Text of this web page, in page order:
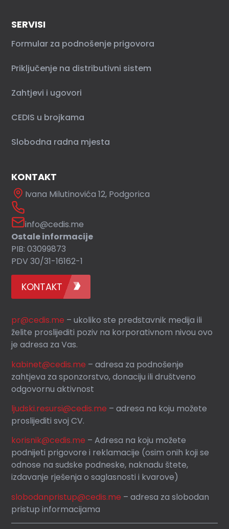
SERVISI
Formular za podnošenje prigovora
Priključenje na distributivni sistem
Zahtjevi i ugovori
CEDIS u brojkama
Slobodna radna mjesta
KONTAKT
Ivana Milutinovića 12, Podgorica
info@cedis.me
Ostale informacije
PIB: 03099873
PDV 30/31-16162-1
KONTAKT
pr@cedis.me – ukoliko ste predstavnik medija ili
želite proslijediti poziv na korporativnom nivou ovo
je adresa za Vas.
kabinet@cedis.me –adresa za podnošenje
zahtjeva za sponzorstvo, donaciju ili društveno
odgovornu aktivnost
ljudski.resursi@cedis.me – adresa na koju možete
proslijediti svoj CV.
korisnik@cedis.me – Adresa na koju možete
podnijeti prigovore i reklamacije (osim onih koji se
odnose na sudske podneske, naknadu štete,
izdavanje rješenja o saglasnosti i kvarove)
slobodanpristup@cedis.me – adresa za slobodan
pristup informacijama